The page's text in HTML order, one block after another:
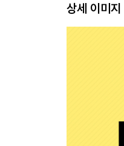
멋진 말 뒤에
적당하고 즐
가진 것 중에
궁금함을 들
볼수록 드러
상세 이미지